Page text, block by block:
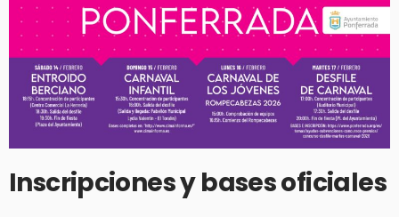
Inscripciones y bases oficiales